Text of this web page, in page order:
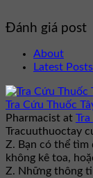
Đánh giá post
About
Latest Posts
Tra Cứu Thuốc
Pharmacist at
Tracuuthuoctay
Z. Bạn có thể tìm
không kê toa,
Z. Những thông